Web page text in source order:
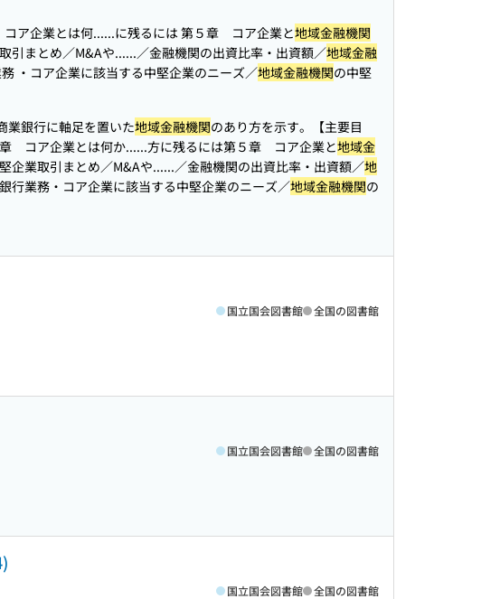
ア企業とは何......に残るには 第５章 コア企業と地域金融機関
引まとめ／M&Aや......／金融機関の出資比率・出資額／地域金融
・コア企業に該当する中堅企業のニーズ／地域金融機関の中堅
業銀行に軸足を置いた地域金融機関のあり方を示す。【主要目
コア企業とは何か......方に残るには第５章 コア企業と地域金
企業取引まとめ／M&Aや......／金融機関の出資比率・出資額／地
行業務・コア企業に該当する中堅企業のニーズ／地域金融機関の
国立国会図書館 全国の図書館
国立国会図書館 全国の図書館
国立国会図書館 全国の図書館